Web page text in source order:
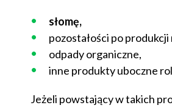
słomę,
pozostałości po
odpady organiczne,
inne produkty uboczne
Jeżeli powstający w takich